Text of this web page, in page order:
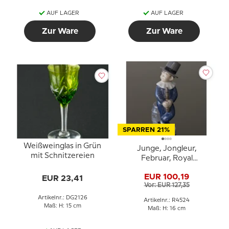
AUF LAGER
Zur Ware
AUF LAGER
Zur Ware
Weißweinglas in Grün
mit Schnitzereien
EUR 23,41
Artikelnr.: DG2126
Maß: H: 15 cm
SPARREN 21%
Junge, Jongleur,
Februar, Royal
Figur Nr. 4524
EUR 100,19
Vor: EUR 127,35
Artikelnr.: R4524
Maß: H: 16 cm